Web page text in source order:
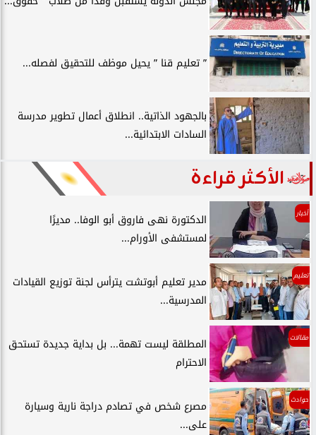
” تعليم قنا ” يحيل موظف للتحقيق لفصله...
بالجهود الذاتية.. انطلاق أعمال تطوير مدرسة
السادات الابتدائية...
الأكثر قراءة
أخبار
الدكتورة نهى فاروق أبو الوفا.. مديرًا
لمستشفى الأورام...
تعليم
مدير تعليم أبوتشت يترأس لجنة توزيع القيادات
المدرسية...
مقالات
المطلقة ليست تهمة... بل بداية جديدة تستحق
الاحترام
حوادث
مصرع شخص في تصادم دراجة نارية وسيارة
على...